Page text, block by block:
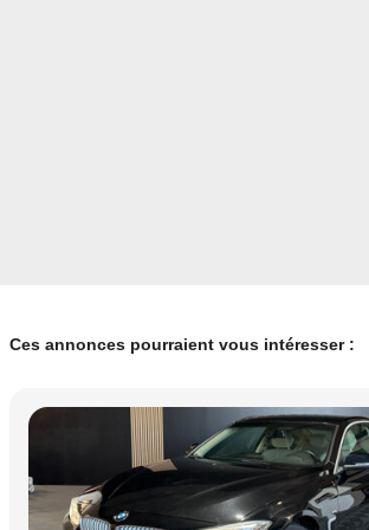
Ces annonces pourraient vous intéresser :